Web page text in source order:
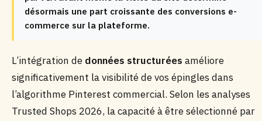
désormais une part croissante des conversions e-
commerce sur la plateforme.
L’intégration de données structurées améliore
significativement la visibilité de vos épingles dans
l’algorithme Pinterest commercial. Selon les analyses
Trusted Shops 2026, la capacité à être sélectionné par